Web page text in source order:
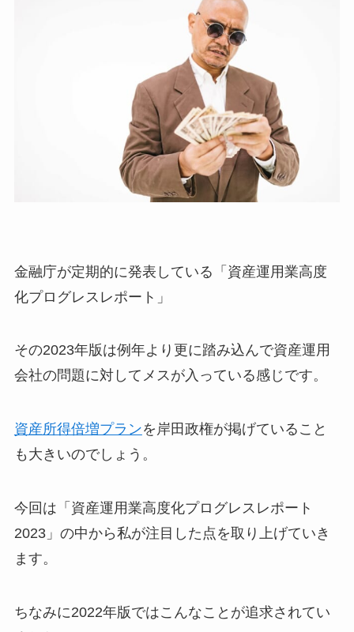
金融庁が定期的に発表している「資産運用業高度
化プログレスレポート」
その2023年版は例年より更に踏み込んで資産運用
会社の問題に対してメスが入っている感じです。
資産所得倍増プランを岸田政権が掲げていること
も大きいのでしょう。
今回は「資産運用業高度化プログレスレポート
2023」の中から私が注目した点を取り上げていき
ます。
ちなみに2022年版ではこんなことが追求されてい